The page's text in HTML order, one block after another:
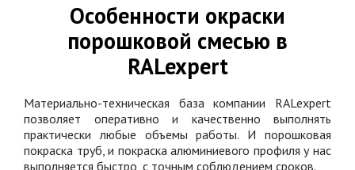
Особенности окраски
порошковой смесью в
RALexpert
Материально-техническая база компании RALexpert
позволяет оперативно и качественно выполнять
практически любые объемы работы. И порошковая
покраска труб, и покраска алюминиевого профиля у нас
выполняется быстро, с точным соблюдением сроков.